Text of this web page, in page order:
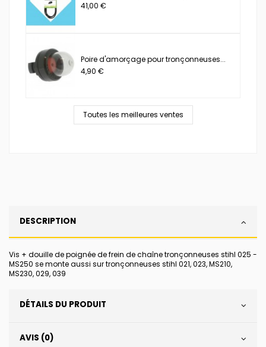
41,00 €
Poire d'amorçage pour tronçonneuses...
4,90 €
Toutes les meilleures ventes
DESCRIPTION
Vis + douille de poignée de frein de chaîne tronçonneuses stihl 025 -
MS250 se monte aussi sur tronçonneuses stihl 021, 023, MS210,
MS230, 029, 039
DÉTAILS DU PRODUIT
AVIS (0)